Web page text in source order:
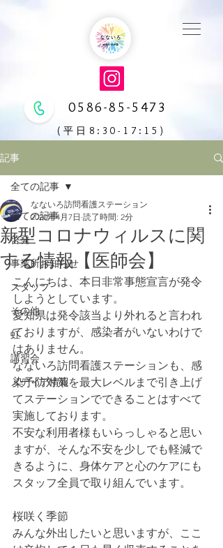
0586-85-5473
(平日8:30-17:15)
記事
全ての記事
啓発
事業所お知らせ
スタッフ
その他
虹
講習会
メディア情報
全ての記事
新型コロナウィルスに関
する情報【医師会】
なないろ訪問看護ステーション
2020年4月7日 読了時間: 2分
こんにちは、本日非常事態宣言が発令
しようとしています。
愛知県は発令該当より外れると言われ
ておりますが、感染者がいないわけで
はありません。
なないろ訪問看護ステーションも、感
染予防対策を最大レベルまで引き上げ
てステーションでできることはすべて
実施しております。
不安な利用者様もいらっしゃると思い
ますが、そんな不安を少しでも軽減で
きるように、身体ケアと心のケアにも
スタッフ全員で取り組んでいます。
桜咲く季節
みんな外出したいと思いますが、ここ